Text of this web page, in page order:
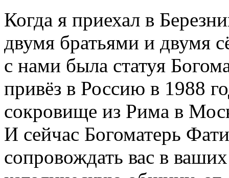
Когда я приехал в
двумя братьями и двумя
с нами была статуя
привёз в Россию в 1988
сокровище из Рима в
И сейчас Богоматерь
сопровождать вас в